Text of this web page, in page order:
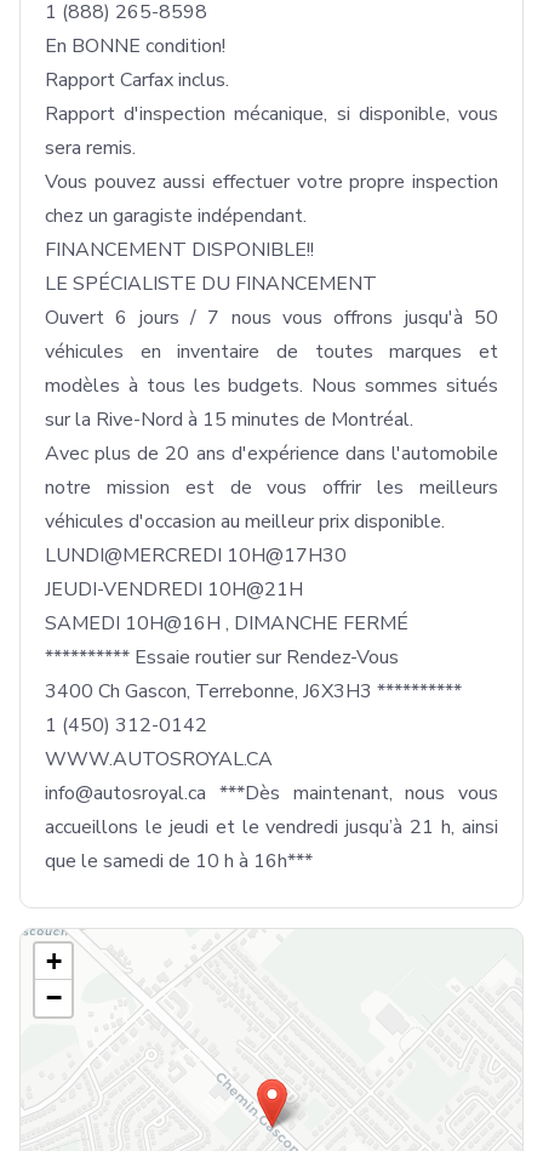
1 (888) 265-8598
En BONNE condition!
Rapport Carfax inclus.
Rapport d'inspection mécanique, si disponible, vous
sera remis.
Vous pouvez aussi effectuer votre propre inspection
chez un garagiste indépendant.
FINANCEMENT DISPONIBLE!!
LE SPÉCIALISTE DU FINANCEMENT
Ouvert 6 jours / 7 nous vous offrons jusqu'à 50
véhicules en inventaire de toutes marques et
modèles à tous les budgets. Nous sommes situés
sur la Rive-Nord à 15 minutes de Montréal.
Avec plus de 20 ans d'expérience dans l'automobile
notre mission est de vous offrir les meilleurs
véhicules d'occasion au meilleur prix disponible.
LUNDI@MERCREDI 10H@17H30
JEUDI-VENDREDI 10H@21H
SAMEDI 10H@16H , DIMANCHE FERMÉ
********** Essaie routier sur Rendez-Vous
3400 Ch Gascon, Terrebonne, J6X3H3 **********
1 (450) 312-0142
WWW.AUTOSROYAL.CA
info@autosroyal.ca ***Dès maintenant, nous vous
accueillons le jeudi et le vendredi jusqu’à 21 h, ainsi
que le samedi de 10 h à 16h***
+
−